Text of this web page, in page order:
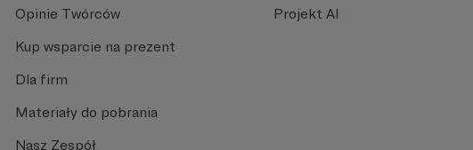
Opinie Twórców
Kup wsparcie na prezent
Dla firm
Materiały do pobrania
Nasz Zespół
Projekt AI